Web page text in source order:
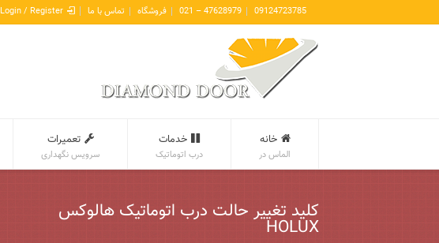
09124723785
47628979 – 021 فروشگاه تماس با ما Login / Register
خانه
الماس در
خدمات
درب اتوماتیک
تعمیرات
سرویس نگهداری
کلید تغییر حالت درب اتوماتیک هالوکس
HOLUX